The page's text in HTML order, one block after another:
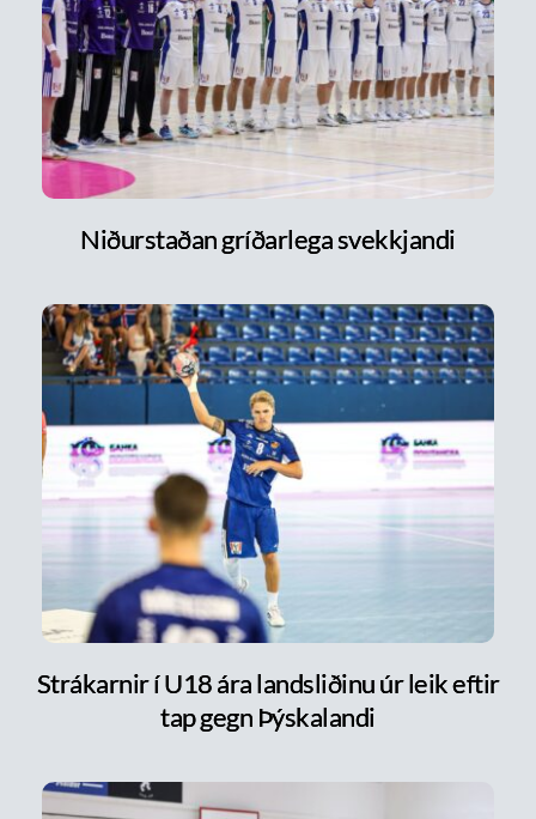
Niðurstaðan gríðarlega svekkjandi
Strákarnir í U18 ára landsliðinu úr leik eftir
tap gegn Þýskalandi